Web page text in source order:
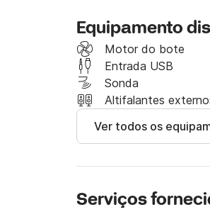
Antes da sua chegada,
faltante ou qualquer
Equipamento
Motor do bote
Entrada USB
Sonda
Altifalantes
Ver todos os
Serviços